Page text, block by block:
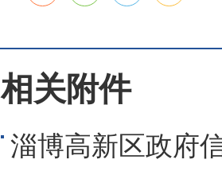
相关附件
淄博高新区政府